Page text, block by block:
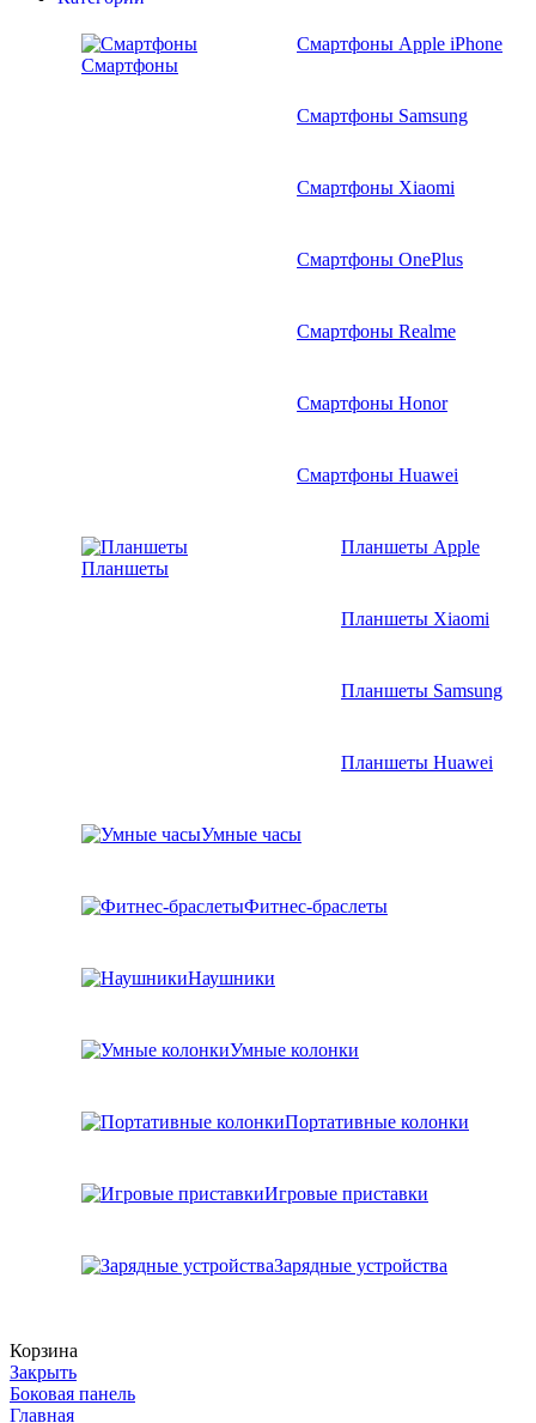
Смартфоны
Смартфоны Apple iPhone
Смартфоны Samsung
Смартфоны Xiaomi
Смартфоны OnePlus
Смартфоны Realme
Смартфоны Honor
Смартфоны Huawei
Планшеты
Планшеты Apple
Планшеты Xiaomi
Планшеты Samsung
Планшеты Huawei
Умные часы
Фитнес-браслеты
Наушники
Умные колонки
Портативные колонки
Игровые приставки
Зарядные устройства
Корзина
Закрыть
Боковая панель
Главная